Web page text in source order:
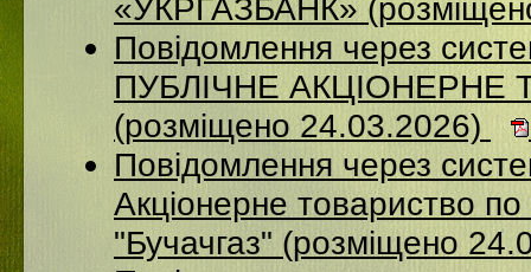
«УКРГАЗБАНК»
Повідомлення через
ПУБЛІЧНЕ
(розміщено 24.03.2026)
Повідомлення через
Акціонерне товариство по
"Бучачгаз" (розміщено